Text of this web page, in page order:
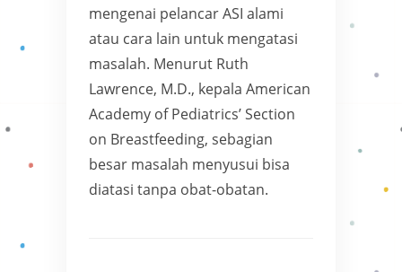
mengenai pelancar ASI alami
atau cara lain untuk mengatasi
masalah. Menurut Ruth
Lawrence, M.D., kepala American
Academy of Pediatrics’ Section
on Breastfeeding, sebagian
besar masalah menyusui bisa
diatasi tanpa obat-obatan.